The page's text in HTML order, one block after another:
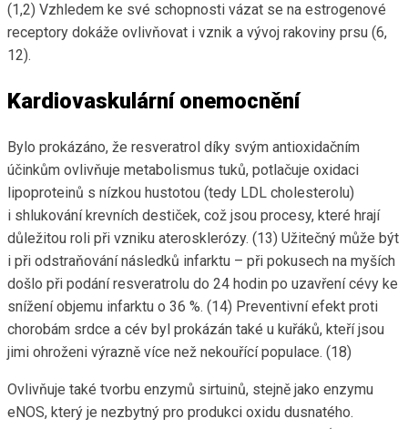
(1,2) Vzhledem ke své schopnosti vázat se na estrogenové
receptory dokáže ovlivňovat i vznik a vývoj rakoviny prsu (6,
12).
Kardiovaskulární onemocnění
Bylo prokázáno, že resveratrol díky svým antioxidačním
účinkům ovlivňuje metabolismus tuků, potlačuje oxidaci
lipoproteinů s nízkou hustotou (tedy LDL cholesterolu)
i shlukování krevních destiček, což jsou procesy, které hrají
důležitou roli při vzniku aterosklerózy. (13) Užitečný může být
i při odstraňování následků infarktu – při pokusech na myších
došlo při podání resveratrolu do 24 hodin po uzavření cévy ke
snížení objemu infarktu o 36 %. (14) Preventivní efekt proti
chorobám srdce a cév byl prokázán také u kuřáků, kteří jsou
jimi ohroženi výrazně více než nekouřící populace. (18)
Ovlivňuje také tvorbu enzymů sirtuinů, stejně jako enzymu
eNOS, který je nezbytný pro produkci oxidu dusnatého.